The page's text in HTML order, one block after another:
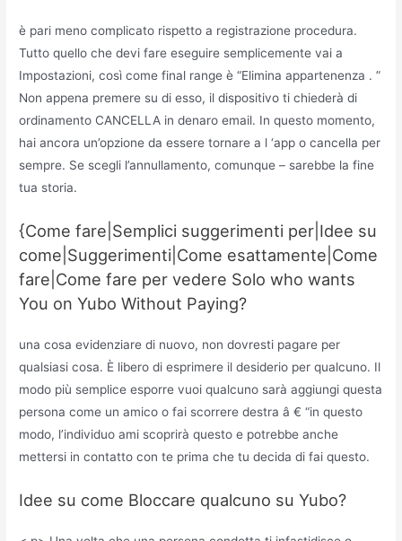
è pari meno complicato rispetto a registrazione procedura.
Tutto quello che devi fare eseguire semplicemente vai a
Impostazioni, così come final range è “Elimina appartenenza . ”
Non appena premere su di esso, il dispositivo ti chiederà di
ordinamento CANCELLA in denaro email. In questo momento,
hai ancora un’opzione da essere tornare a l ‘app o cancella per
sempre. Se scegli l’annullamento, comunque – sarebbe la fine
tua storia.
{Come fare|Semplici suggerimenti per|Idee su
come|Suggerimenti|Come esattamente|Come
fare|Come fare per vedere Solo who wants
You on Yubo Without Paying?
una cosa evidenziare di nuovo, non dovresti pagare per
qualsiasi cosa. È libero di esprimere il desiderio per qualcuno. Il
modo più semplice esporre vuoi qualcuno sarà aggiungi questa
persona come un amico o fai scorrere destra â € “in questo
modo, l’individuo ami scoprirà questo e potrebbe anche
mettersi in contatto con te prima che tu decida di fai questo.
Idee su come Bloccare qualcuno su Yubo?